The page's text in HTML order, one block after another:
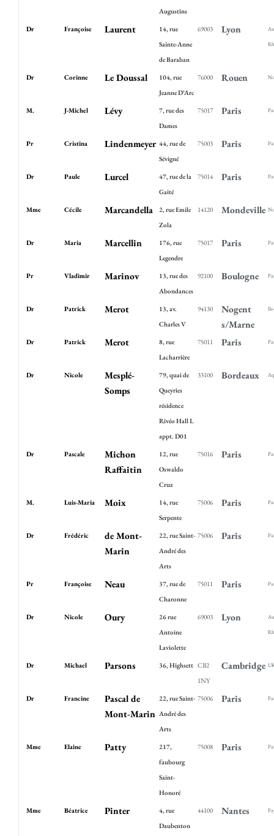
Augustins
Dr Françoise Laurent
14, rue
Sainte-Anne
de Baraban
69003 Lyon
Dr Corinne Le Doussal
104, rue
Jeanne D’Arc
76000 Rouen
M. J-Michel Lévy
7, rue des
Dames
75017 Paris
Pr Cristina Lindenmeyer 44, rue de
Sévigné
75003 Paris
Dr Paule Lurcel
47, rue de la
Gaité
75014 Paris
Mme Cécile Marcandella
2, rue Emile
Zola
14120 Mondeville
Dr Maria Marcellin
176, rue
Legendre
75017 Paris
Pr Vladimir Marinov
13, rue des
Abondances
92100 Boulogne
Dr Patrick Merot
13, av.
Charles V
94130
Nogent
s/Marne
Dr Patrick Merot
8, rue
Lacharrière
75011 Paris
Dr Nicole
Mesplé-
Somps
79, quai de
Queyries
résidence
Rivéo Hall L
appt. D01
33100 Bordeaux
Dr Pascale
Michon
Raffaitin
12, rue
Oswaldo
Cruz
75016 Paris
M. Luis-Maria Moix
14, rue
Serpente
75006 Paris
Dr Frédéric
de Mont-
Marin
22, rue Saint-
André des
Arts
75006 Paris
Pr Françoise Neau
37, rue de
Charonne
75011 Paris
Dr Nicole Oury
26 rue
Antoine
Laviolette
69003 Lyon
Dr Michael Parsons 36, Highsett CB2
1NY
Cambridge
Dr Francine
Pascal de
Mont-Marin
22, rue Saint-
André des
Arts
75006 Paris
Mme Elaine Patty
217,
faubourg
Saint-
Honoré
75008 Paris
Mme Béatrice Pinter
4, rue
Daubenton
44100 Nantes